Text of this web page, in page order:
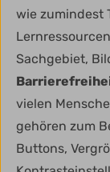
wie zumindest
Sachgebiet,
vielen
gehören zum
Buttons,